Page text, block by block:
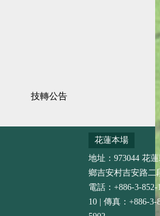
技轉公告
花蓮本場
地址：973044 花
鄉吉安村吉安路二
電話：+886-3-852-
10 | 傳真：+886-3-